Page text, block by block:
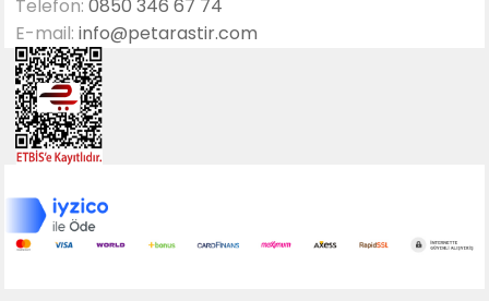
Telefon:0850 346 67 74
E-mail:info@petarastir.com